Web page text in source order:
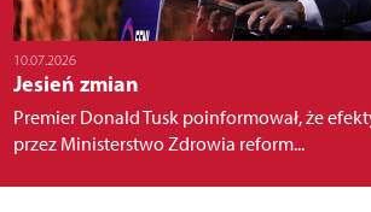
10.07.2026
Jesień zmian
Premier Donald Tusk poinformował, że
przez Ministerstwo Zdrowia reform...